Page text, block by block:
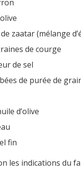
zaatar (mélange
de courge
de sel
de purée de
d’olive
fin
les indications du